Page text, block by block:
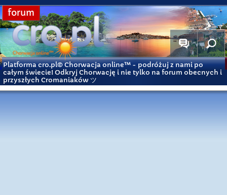
forum
Platforma cro.pl© Chorwacja online™ - podróżuj z nami po
całym świecie! Odkryj Chorwację i nie tylko na forum obecnych i
przyszłych Cromaniaków ツ